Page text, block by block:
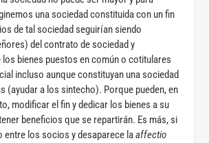
una sociedad constituida con un fin
de tal sociedad seguirían siendo
del contrato de sociedad y
bienes puestos en común o cotitulares
incluso aunque constituyan una sociedad
(ayudar a los sintecho). Porque pueden, en
modificar el fin y dedicar los bienes a su
beneficios que se repartirán. Es más, si
entre los socios y desaparece laaffectio